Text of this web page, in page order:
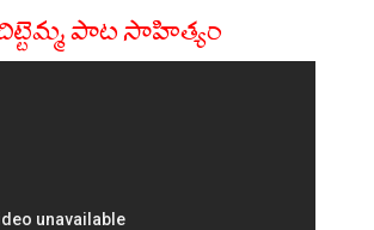
పాట సాహిత్యం